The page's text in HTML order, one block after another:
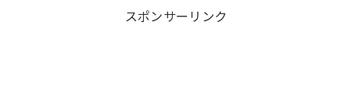
スポンサーリンク